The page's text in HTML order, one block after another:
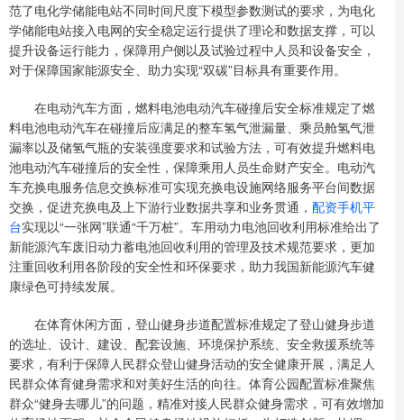
范了电化学储能电站不同时间尺度下模型参数测试的要求，为电化
学储能电站接入电网的安全稳定运行提供了理论和数据支撑，可以
提升设备运行能力，保障用户侧以及试验过程中人员和设备安全，
对于保障国家能源安全、助力实现“双碳”目标具有重要作用。
在电动汽车方面，燃料电池电动汽车碰撞后安全标准规定了燃
料电池电动汽车在碰撞后应满足的整车氢气泄漏量、乘员舱氢气泄
漏率以及储氢气瓶的安装强度要求和试验方法，可有效提升燃料电
池电动汽车碰撞后的安全性，保障乘用人员生命财产安全。电动汽
车充换电服务信息交换标准可实现充换电设施网络服务平台间数据
交换，促进充换电及上下游行业数据共享和业务贯通， 配资手机平
台实现以“一张网”联通“千万桩”。车用动力电池回收利用标准给出了
新能源汽车废旧动力蓄电池回收利用的管理及技术规范要求，更加
注重回收利用各阶段的安全性和环保要求，助力我国新能源汽车健
康绿色可持续发展。
在体育休闲方面，登山健身步道配置标准规定了登山健身步道
的选址、设计、建设、配套设施、环境保护系统、安全救援系统等
要求，有利于保障人民群众登山健身活动的安全健康开展，满足人
民群众体育健身需求和对美好生活的向往。体育公园配置标准聚焦
群众“健身去哪儿”的问题，精准对接人民群众健身需求，可有效增加